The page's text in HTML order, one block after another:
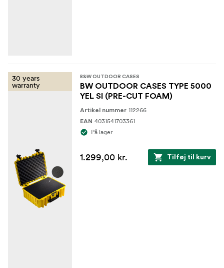
30 years
warranty
B&W OUTDOOR CASES
BW OUTDOOR CASES TYPE 5000
YEL SI (PRE-CUT FOAM)
Artikel nummer 112266
EAN 4031541703361
På lager
1.299,00 kr. Tilføj til kurv